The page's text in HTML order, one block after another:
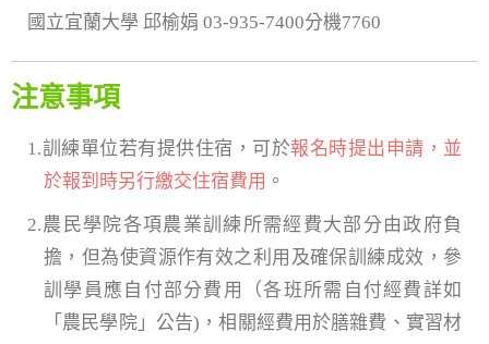
國立宜蘭大學 邱榆娟 03-935-7400分機7760
注意事項
1.訓練單位若有提供住宿，可於報名時提出申請，並
於報到時另行繳交住宿費用 。
2.農民學院各項農業訓練所需經費大部分由政府負
擔，但為使資源作有效之利用及確保訓練成效，參
訓學員應自付部分費用（各班所需自付經費詳如
「農民學院」公告)，相關經費用於膳雜費、實習材